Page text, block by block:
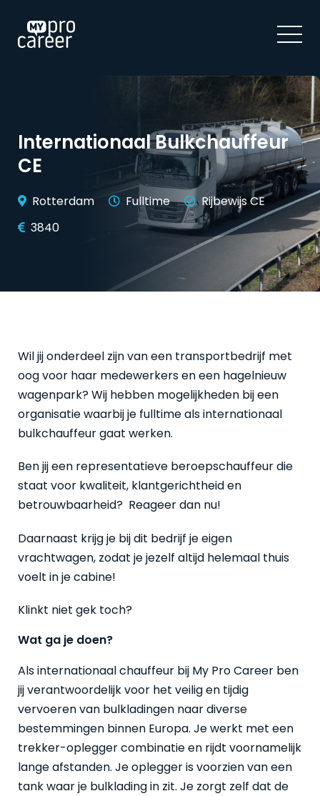
Internationaal Bulkchauffeur
CE
Rotterdam Fulltime
Rijbewijs CE
3840
Wil jij onderdeel zijn van een transportbedrijf met
oog voor haar medewerkers en een hagelnieuw
wagenpark? Wij hebben mogelijkheden bij een
organisatie waarbij je fulltime als internationaal
bulkchauffeur gaat werken.
Ben jij een representatieve beroepschauffeur die
staat voor kwaliteit, klantgerichtheid en
betrouwbaarheid? Reageer dan nu!
Daarnaast krijg je bij dit bedrijf je eigen
vrachtwagen, zodat je jezelf altijd helemaal thuis
voelt in je cabine!
Klinkt niet gek toch?
Wat ga je doen?
Als internationaal chauffeur bij My Pro Career ben
jij verantwoordelijk voor het veilig en tijdig
vervoeren van bulkladingen naar diverse
bestemmingen binnen Europa. Je werkt met een
trekker-oplegger combinatie en rijdt voornamelijk
lange afstanden. Je oplegger is voorzien van een
tank waar je bulklading in zit. Je zorgt zelf dat de